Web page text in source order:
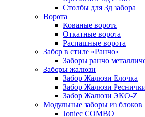
Столбы для 3д забора
Ворота
Кованые ворота
Откатные ворота
Распашные ворота
Забор в стиле «Ранчо»
Заборы ранчо
Заборы жалюзи
Забор Жалюзи Елочка
Забор Жалюзи Реснички
Забор Жалюзи ЭКО-Z
Модульные заборы из блоков
Joniec COMBO